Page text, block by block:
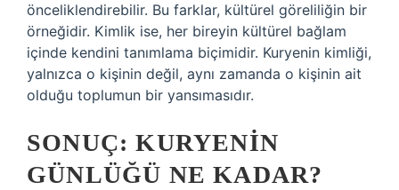
önceliklendirebilir. Bu farklar, kültürel göreliliğin bir
örneğidir. Kimlik ise, her bireyin kültürel bağlam
içinde kendini tanımlama biçimidir. Kuryenin kimliği,
yalnızca o kişinin değil, aynı zamanda o kişinin ait
olduğu toplumun bir yansımasıdır.
SONUÇ: KURYENIN
GÜNLÜĞÜ NE KADAR?